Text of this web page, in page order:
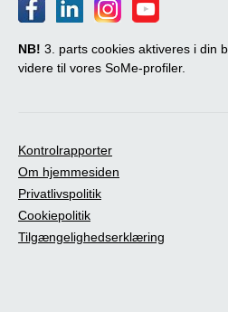
NB! 3. parts cookies aktiveres i din
videre til vores SoMe-profiler.
Kontrolrapporter
Om hjemmesiden
Privatlivspolitik
Cookiepolitik
Tilgængelighedserklæring